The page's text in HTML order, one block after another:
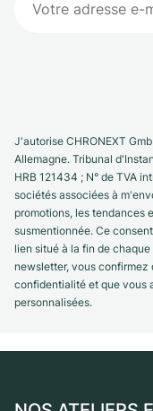
J'autorise CHRONEXT
Allemagne. Tribunal
HRB 121434 ; N° de TVA
sociétés associées à
promotions, les tendances
susmentionnée. Ce
lien situé à la fin de
newsletter, vous
confidentialité et que vous
personnalisées.